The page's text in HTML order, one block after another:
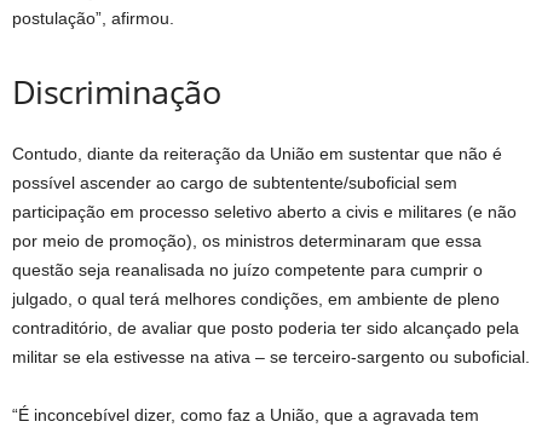
postulação”, afirmou.
Discriminação
Contudo, diante da reiteração da União em sustentar que não é
possível ascender ao cargo de subtentente/suboficial sem
participação em processo seletivo aberto a civis e militares (e não
por meio de promoção), os ministros determinaram que essa
questão seja reanalisada no juízo competente para cumprir o
julgado, o qual terá melhores condições, em ambiente de pleno
contraditório, de avaliar que posto poderia ter sido alcançado pela
militar se ela estivesse na ativa – se terceiro-sargento ou suboficial.
“É inconcebível dizer, como faz a União, que a agravada tem